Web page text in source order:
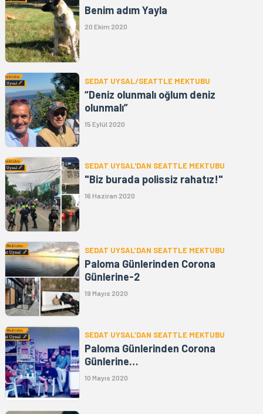
Benim adım Yayla
20 Ekim 2020
SEDAT UYSAL/SEATTLE MEKTUBU
“Deniz olunmalı oğlum deniz
olunmalı”
15 Eylül 2020
SEDAT UYSAL'DAN SEATTLE MEKTUBU
"Biz burada polissiz rahatız!"
16 Haziran 2020
SEDAT UYSAL’DAN SEATTLE MEKTUBU
Paloma Günlerinden Corona
Günlerine-2
19 Mayıs 2020
SEDAT UYSAL’DAN SEATTLE MEKTUBU
Paloma Günlerinden Corona
Günlerine…
10 Mayıs 2020